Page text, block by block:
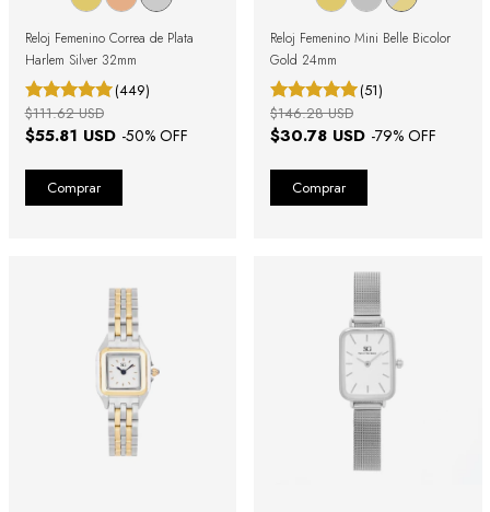
Reloj Femenino Correa de Plata
Harlem Silver 32mm
(449)
$55.81 USD -50% OFF
$111.62 USD
Reloj Femenino Mini Belle Bicolor
Gold 24mm
(51)
$30.78 USD -79% OFF
$146.28 USD